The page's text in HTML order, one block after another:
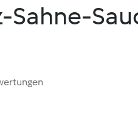
Sahne-